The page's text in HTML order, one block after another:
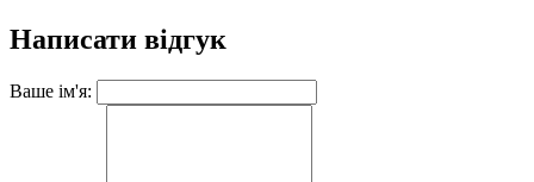
Написати відгук
Ваше ім'я: